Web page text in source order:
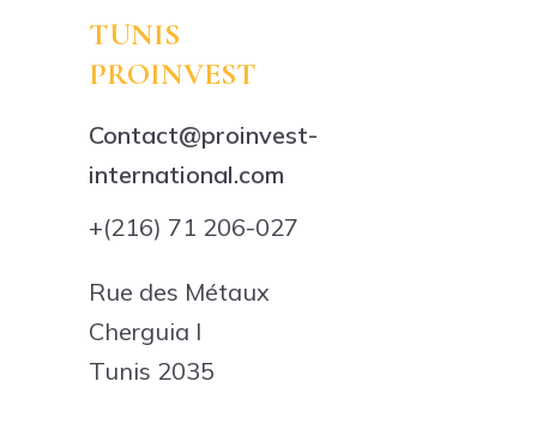
TUNIS
PROINVEST
Contact@proinvest-
international.com
+(216) 71 206-027
Rue des Métaux
Cherguia I
Tunis 2035